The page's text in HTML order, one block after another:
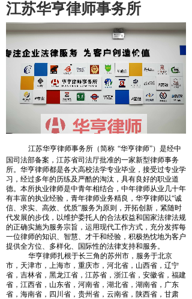
江苏华亨律师事务所
江苏华亨律师事务所（简称 “华亨律师”）是经中
国司法部备案，江苏省司法厅批准的一家新型律师事务
所。华亨律师都是各大高校法学专业毕业，接受过专业学
习，经过多年的历练及严酷的淘汰，具有良好的职业道
德。本所执业律师是中青年相结合，中年律师从业几十年
有丰富的执业经验，青年律师业务精良，华亨律师以“诚
信、求实、高效、优质”服务为原则，开拓创新，紧随时
代发展的步伐，以维护委托人的合法权益和国家法律法规
的正确实施为服务宗旨，运用现代工作方式，充分发挥每
一位律师的知识、智慧、才干和经验，积极热忱地为客户
提供全方位、多样化、国际性的法律支持和服务。
华亨律师扎根于长三角的苏州市， 服务于北京
市，天津市，上海市，重庆市，河北省，山西省，辽宁
省，吉林省，黑龙江省，江苏省，浙江省，安徽省，福建
省，江西省，山东省，河南省，湖北省，湖南省，广东
省，海南省，四川省，贵州省，云南省，陕西省，甘肃